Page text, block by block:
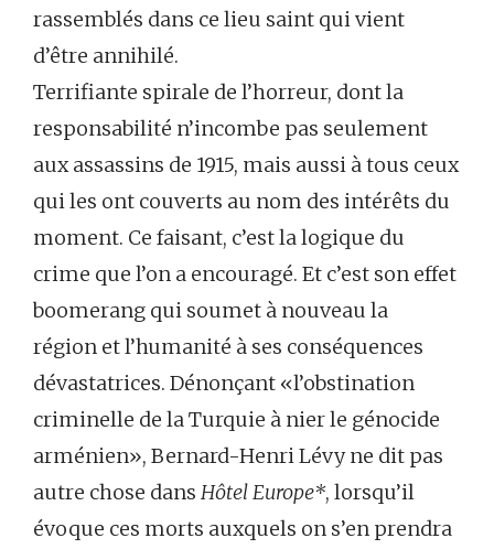
rassemblés dans ce lieu saint qui vient
d’être annihilé.
Terrifiante spirale de l’horreur, dont la
responsabilité n’incombe pas seulement
aux assassins de 1915, mais aussi à tous ceux
qui les ont couverts au nom des intérêts du
moment. Ce faisant, c’est la logique du
crime que l’on a encouragé. Et c’est son effet
boomerang qui soumet à nouveau la
région et l’humanité à ses conséquences
dévastatrices. Dénonçant «l’obstination
criminelle de la Turquie à nier le génocide
arménien», Bernard-Henri Lévy ne dit pas
autre chose dans Hôtel Europe*, lorsqu’il
évoque ces morts auxquels on s’en prendra